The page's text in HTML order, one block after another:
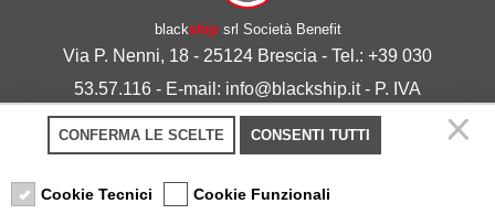
blackshipsrl Società Benefit
Via P. Nenni, 18 - 25124 Brescia - Tel.: +39 030
53.57.116 - E-mail: info@blackship.it - P. IVA
03492980986
Privacy policy-Cookie policy
CONFERMA LE SCELTE CONSENTI TUTTI
Cookie Tecnici Cookie Funzionali